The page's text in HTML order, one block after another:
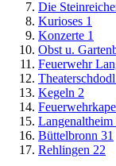
Die
Kurioses 1
Konzerte 1
Obst u.
Feuerwehr
Theaterschdodl
Kegeln 2
Langenaltheim
Büttelbronn 31
Rehlingen 22